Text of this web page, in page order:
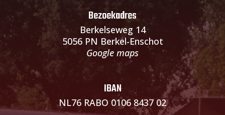
Bezoekadres
Berkelseweg 14
5056 PN Berkel-Enschot
Google maps
IBAN
NL76 RABO 0106 8437 02